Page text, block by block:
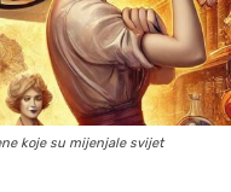
koje su mijenjale svijet